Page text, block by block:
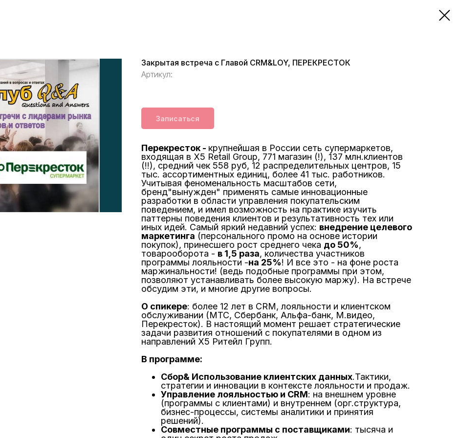
Закрытая встреча с Главой CRM&LOY, ПЕРЕКРЕСТОК
Артикул:
Записаться
Перекресток - крупнейшая в России сеть супермаркетов,
входящая в Х5 Retail Group, 771 магазин (!), 137 млн.клиентов
(!!), средний чек 558 руб, 12 распределительных центров, 15
тыс. ассортиментных единиц, более 41 тыс. работников.
Учитывая феноменальность масштабов сети,
бренд"вынужден" применять самые инновационные
разработки в области управления покупательским
поведением, и имел возможность на практике изучить
паттерны поведения клиентов и результативность тех или
иных идей. Самый яркий недавний успех: внедрение целевого
маркетинга (персонального промо на основе истории
покупок), принесшего рост среднего чека до 50%,
товарооборота - в 1,5 раза, количества участников
программы лояльности -на 25%! И все это - на фоне роста
маржинальности! (ведь подобные программы при этом,
позволяют устанавливать более высокую маржу). На встрече
обсудим эти, и многие другие вопросы.
О спикере: более 12 лет в CRM, лояльности и клиентском
обслуживании (МТС, Сбербанк, Альфа-банк, М.видео,
Перекресток). В настоящий момент решает стратегические
задачи развития отношений с покупателями в одном из
направлений Х5 Ритейл Групп.
В программе:
Сбор& Использование клиентских данных.Тактики,
стратегии и инновации в контексте лояльности и продаж.
Управление лояльностью и CRM: на внешнем уровне
(программы с клиентами) и внутреннем (орг.структура,
бизнес-процессы, системы аналитики и принятия
решений).
Совместные программы с поставщиками: тысяча и